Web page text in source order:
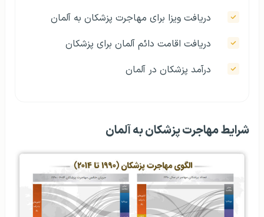
دریافت ویزا برای مهاجرت پزشکان به آلمان
دریافت اقامت دائم آلمان برای پزشکان
درآمد پزشکان در آلمان
شرایط مهاجرت پزشکان به آلمان